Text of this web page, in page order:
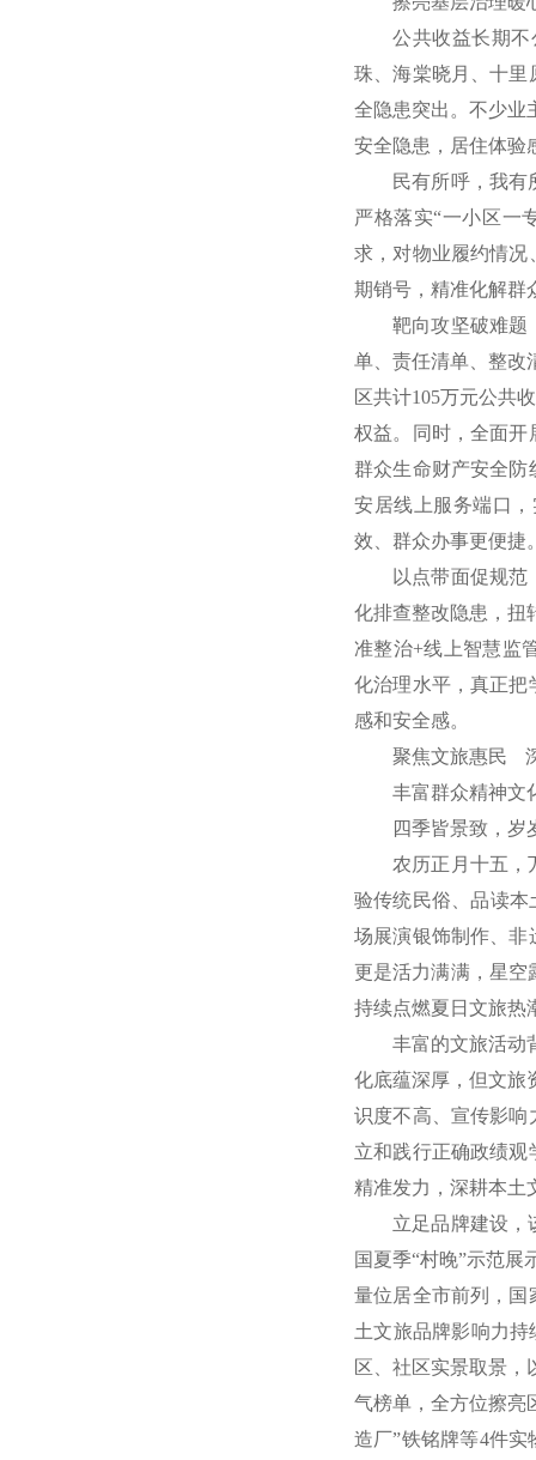
公共收益长期
珠、海棠晓月、十里
全隐患突出。不少业
安全隐患，居住体验
民有所呼，我
严格落实“一小区一
求，对物业履约情况
期销号，精准化解群
靶向攻坚破难题
单、责任清单、整改
区共计105万元公共
权益。同时，全面开
群众生命财产安全防
安居线上服务端口
效、群众办事更便捷
以点带面促规
化排查整改隐患，扭
准整治+线上智慧监
化治理水平，真正把
感和安全感。
聚焦文旅惠民
丰富群众精神文
四季皆景致，岁
农历正月十五，
验传统民俗、品读本
场展演银饰制作、非
更是活力满满，星空
持续点燃夏日文旅
丰富的文旅活动
化底蕴深厚，但文旅
识度不高、宣传影响
立和践行正确政绩
精准发力，深耕本土
立足品牌建设，
国夏季“村晚”示范
量位居全市前列，国
土文旅品牌影响力
区、社区实景取景，
气榜单，全方位擦亮
造厂”铁铭牌等4件